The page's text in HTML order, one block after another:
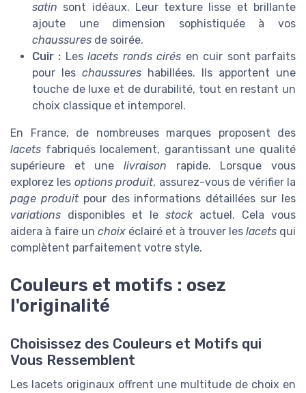
satin sont idéaux. Leur texture lisse et brillante
ajoute une dimension sophistiquée à vos
chaussures de soirée.
Cuir : Leslacets ronds cirés en cuir sont parfaits
pour les chaussures habillées. Ils apportent une
touche de luxe et de durabilité, tout en restant un
choix classique et intemporel.
En France, de nombreuses marques proposent des
lacets fabriqués localement, garantissant une qualité
supérieure et une livraison rapide. Lorsque vous
explorez les options produit, assurez-vous de vérifier la
page produitpour des informations détaillées sur les
variations disponibles et le stockactuel. Cela vous
aidera à faire un choix éclairé et à trouver les lacets qui
complètent parfaitement votre style.
Couleurs et motifs : osez
l'originalité
Choisissez des Couleurs et Motifs qui
Vous Ressemblent
Les lacets originaux offrent une multitude de choix en